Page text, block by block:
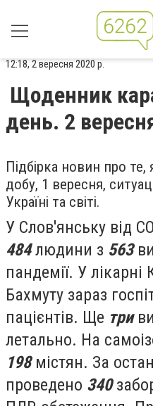
12:18, 2 вересня 2020 р.
Щоденник
день. 2
Підбірка новин про
добу, 1 вересня,
Україні та світі.
У Слов'янську від
484людини з 563
пандемії. У лікарні
Бахмуту зараз
пацієнтів. Ще три
летально. На
198містян. За
проведено 340